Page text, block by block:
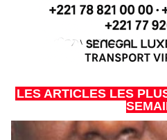
LES ARTICLES LES